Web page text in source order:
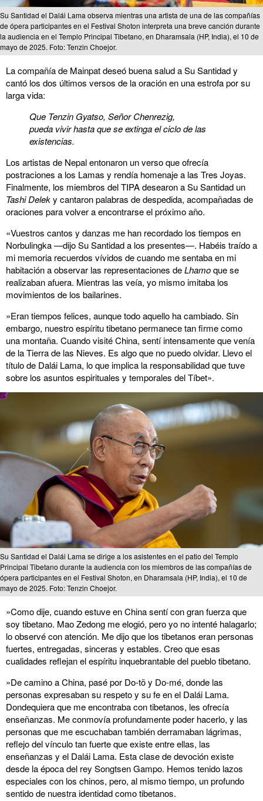
Su Santidad el Dalái Lama observa mientras una artista de una de las compañías
de ópera participantes en el Festival Shoton interpreta una breve canción durante
la audiencia en el Templo Principal Tibetano, en Dharamsala (HP, India), el 10 de
mayo de 2025. Foto: Tenzin Choejor.
La compañía de Mainpat deseó buena salud a Su Santidad y
cantó los dos últimos versos de la oración en una estrofa por su
larga vida:
Que Tenzin Gyatso, Señor Chenrezig,
pueda vivir hasta que se extinga el ciclo de las
existencias.
Los artistas de Nepal entonaron un verso que ofrecía
postraciones a los Lamas y rendía homenaje a las Tres Joyas.
Finalmente, los miembros del TIPA desearon a Su Santidad un
Tashi Deleky cantaron palabras de despedida, acompañadas de
oraciones para volver a encontrarse el próximo año.
«Vuestros cantos y danzas me han recordado los tiempos en
Norbulingka —dijo Su Santidad a los presentes—. Habéis traído a
mi memoria recuerdos vívidos de cuando me sentaba en mi
habitación a observar las representaciones deLhamoque se
realizaban afuera. Mientras las veía, yo mismo imitaba los
movimientos de los bailarines.
»Eran tiempos felices, aunque todo aquello ha cambiado. Sin
embargo, nuestro espíritu tibetano permanece tan firme como
una montaña. Cuando visité China, sentí intensamente que venía
de la Tierra de las Nieves. Es algo que no puedo olvidar. Llevo el
título de Dalái Lama, lo que implica la responsabilidad que tuve
sobre los asuntos espirituales y temporales del Tíbet».
Su Santidad el Dalái Lama se dirige a los asistentes en el patio del Templo
Principal Tibetano durante la audiencia con los miembros de las compañías de
ópera participantes en el Festival Shoton, en Dharamsala (HP, India), el 10 de
mayo de 2025. Foto: Tenzin Choejor.
»Como dije, cuando estuve en China sentí con gran fuerza que
soy tibetano. Mao Zedong me elogió, pero yo no intenté halagarlo;
lo observé con atención. Me dijo que los tibetanos eran personas
fuertes, entregadas, sinceras y estables. Creo que esas
cualidades reflejan el espíritu inquebrantable del pueblo tibetano.
»De camino a China, pasé por Do-tö y Do-mé, donde las
personas expresaban su respeto y su fe en el Dalái Lama.
Dondequiera que me encontraba con tibetanos, les ofrecía
enseñanzas. Me conmovía profundamente poder hacerlo, y las
personas que me escuchaban también derramaban lágrimas,
reflejo del vínculo tan fuerte que existe entre ellas, las
enseñanzas y el Dalái Lama. Esta clase de devoción existe
desde la época del rey Songtsen Gampo. Hemos tenido lazos
especiales con los chinos, pero, al mismo tiempo, un profundo
sentido de nuestra identidad como tibetanos.